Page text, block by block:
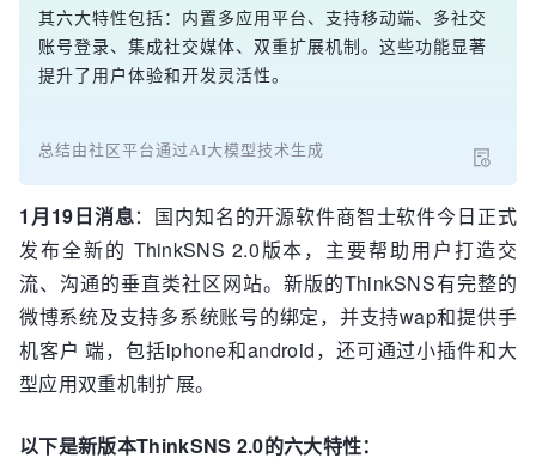
其六大特性包括：内置多应用平台、支持移动端、多社交
账号登录、集成社交媒体、双重扩展机制。这些功能显著
提升了用户体验和开发灵活性。
总结由社区平台通过AI大模型技术生成
1月19日消息：国内知名的开源软件商智士软件今日正式
发布全新的 ThinkSNS 2.0版本，主要帮助用户打造交
流、沟通的垂直类社区网站。新版的ThinkSNS有完整的
微博系统及支持多系统账号的绑定，并支持wap和提供手
机客户 端，包括iphone和android，还可通过小插件和大
型应用双重机制扩展。
以下是新版本ThinkSNS 2.0的六大特性：